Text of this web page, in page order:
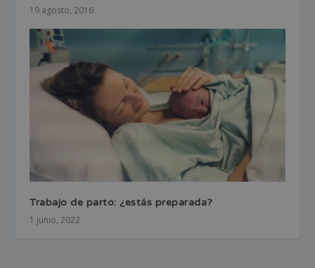
19 agosto, 2016
Trabajo de parto: ¿estás preparada?
1 junio, 2022